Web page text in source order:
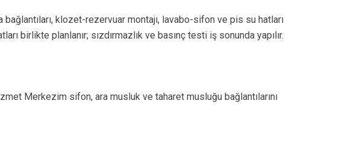
klozet-rezervuar montajı, lavabo-sifon ve pis su hatları
birlikte planlanır; sızdırmazlık ve basınç testi iş sonunda yapılır.
Merkezim sifon, ara musluk ve taharet musluğu bağlantılarını